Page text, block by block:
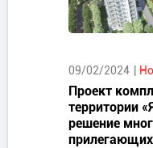
09/02/2024
Проект
территории
решение